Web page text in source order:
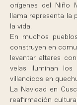
orígenes del Niño
llama representa la
la vida.
En muchos
construyen en
levantar altares
velas iluminan
villancicos en
La Navidad en
reafirmación